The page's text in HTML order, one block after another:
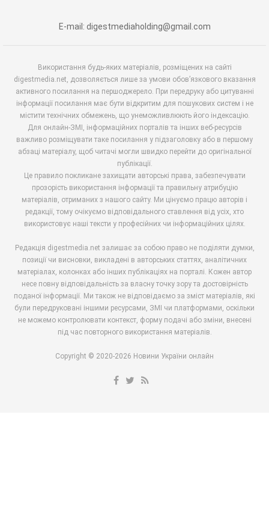
E-mail: digestmediaholding@gmail.com
Використання будь-яких матеріалів, розміщених на сайті
digestmedia.net, дозволяється лише за умови обов’язкового вказання
активного посилання на першоджерело. При передруку або цитуванні
інформації посилання має бути відкритим для пошукових систем і не
містити технічних обмежень, що унеможливлюють його індексацію.
Для онлайн-ЗМІ, інформаційних порталів та інших веб-ресурсів
важливо розміщувати таке посилання у підзаголовку або в першому
абзаці матеріалу, щоб читачі могли швидко перейти до оригінальної
публікації.
Це правило покликане захищати авторські права, забезпечувати
прозорість використання інформації та правильну атрибуцію
матеріалів, отриманих з нашого сайту. Ми цінуємо працю авторів і
редакції, тому очікуємо відповідального ставлення від усіх, хто
використовує наші тексти у професійних чи інформаційних цілях.
Редакція digestmedia.net залишає за собою право не поділяти думки,
позиції чи висновки, викладені в авторських статтях, аналітичних
матеріалах, колонках або інших публікаціях на порталі. Кожен автор
несе повну відповідальність за власну точку зору та достовірність
поданої інформації. Ми також не відповідаємо за зміст матеріалів, які
були передруковані іншими ресурсами, ЗМІ чи платформами, оскільки
не можемо контролювати контекст, форму подачі або зміни, внесені
під час повторного використання матеріалів.
Copyright © 2020-2026 Новини України онлайн